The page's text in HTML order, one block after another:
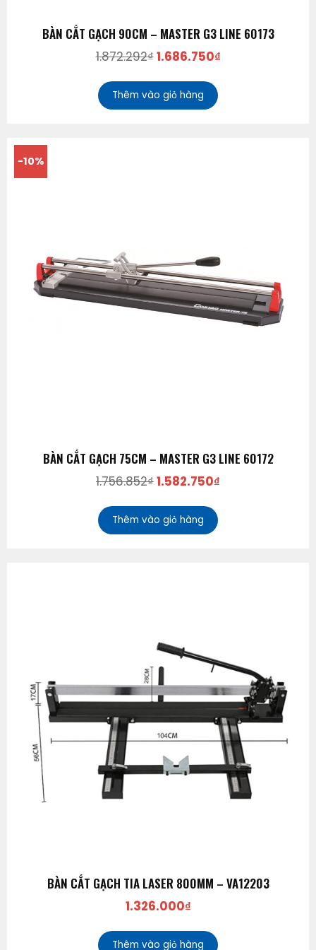
BÀN CẮT GẠCH 90CM – MASTER G3 LINE 60173
1.872.292₫1.686.750₫
Thêm vào giỏ hàng
-10%
BÀN CẮT GẠCH 75CM – MASTER G3 LINE 60172
1.756.852₫1.582.750₫
Thêm vào giỏ hàng
BÀN CẮT GẠCH TIA LASER 800MM – VA12203
1.326.000₫
Thêm vào giỏ hàng